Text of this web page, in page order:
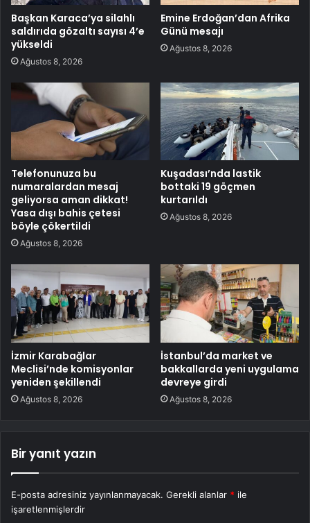
Başkan Karaca’ya silahlı
saldırıda gözaltı sayısı 4’e
yükseldi
Ağustos 8, 2026
Emine Erdoğan’dan Afrika
Günü mesajı
Ağustos 8, 2026
Telefonunuza bu
numaralardan mesaj
geliyorsa aman dikkat!
Yasa dışı bahis çetesi
böyle çökertildi
Ağustos 8, 2026
Kuşadası’nda lastik
bottaki 19 göçmen
kurtarıldı
Ağustos 8, 2026
İzmir Karabağlar
Meclisi’nde komisyonlar
yeniden şekillendi
Ağustos 8, 2026
İstanbul’da market ve
bakkallarda yeni uygulama
devreye girdi
Ağustos 8, 2026
Bir yanıt yazın
E-posta adresiniz yayınlanmayacak. Gerekli alanlar * ile
işaretlenmişlerdir